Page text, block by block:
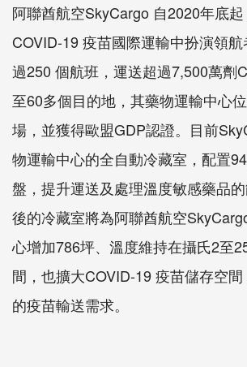
阿聯酋航空SkyCargo 自2020年底
COVID-19 疫苗國際運輸中扮演領
過250 個航班，運送超過7,500萬劑
至60多個目的地，其藥物運輸中心
場，並獲得歐盟GDP認證。目前
物運輸中心的全自動冷藏室，配置
盤，提升運送及處理溫度敏感藥品
後的冷藏室將為阿聯酋航空
心增加786坪、溫度維持在攝氏2至
間，也擴大COVID-19 疫苗儲存空
的疫苗輸送需求。